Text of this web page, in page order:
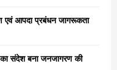
एवं आपदा प्रबंधन जागरूकता
का संदेश बना जनजागरण की